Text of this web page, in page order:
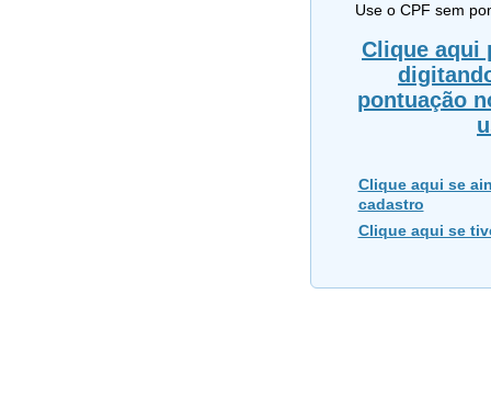
Use o CPF sem
Clique aqui
pontuação
Clique aqui se
cadastro
Clique aqui se